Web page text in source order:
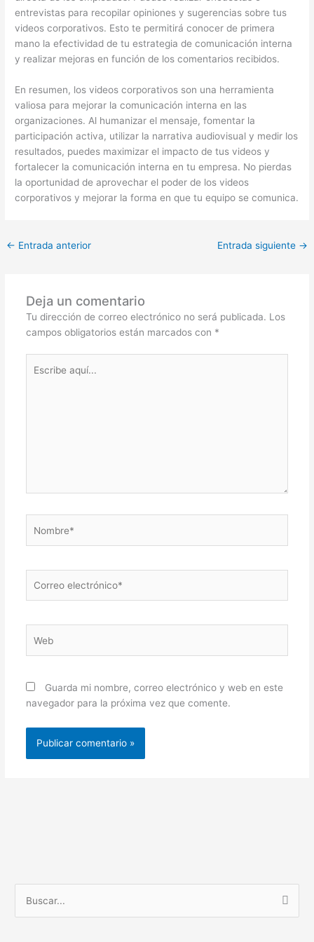
entrevistas para recopilar opiniones y sugerencias sobre tus
videos corporativos. Esto te permitirá conocer de primera
mano la efectividad de tu estrategia de comunicación interna
y realizar mejoras en función de los comentarios recibidos.
En resumen, los videos corporativos son una herramienta
valiosa para mejorar la comunicación interna en las
organizaciones. Al humanizar el mensaje, fomentar la
participación activa, utilizar la narrativa audiovisual y medir los
resultados, puedes maximizar el impacto de tus videos y
fortalecer la comunicación interna en tu empresa. No pierdas
la oportunidad de aprovechar el poder de los videos
corporativos y mejorar la forma en que tu equipo se comunica.
← Entrada anterior Entrada siguiente →
Deja un comentario
Tu dirección de correo electrónico no será publicada. Los
campos obligatorios están marcados con *
aquí...
electrónico*
Guarda mi nombre, correo electrónico y web en este
navegador para la próxima vez que comente.